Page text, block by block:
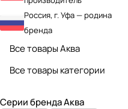
Россия, г. Уфа — родина
бренда
Все товары Аква
Все товары категории
Серии бренда Аква